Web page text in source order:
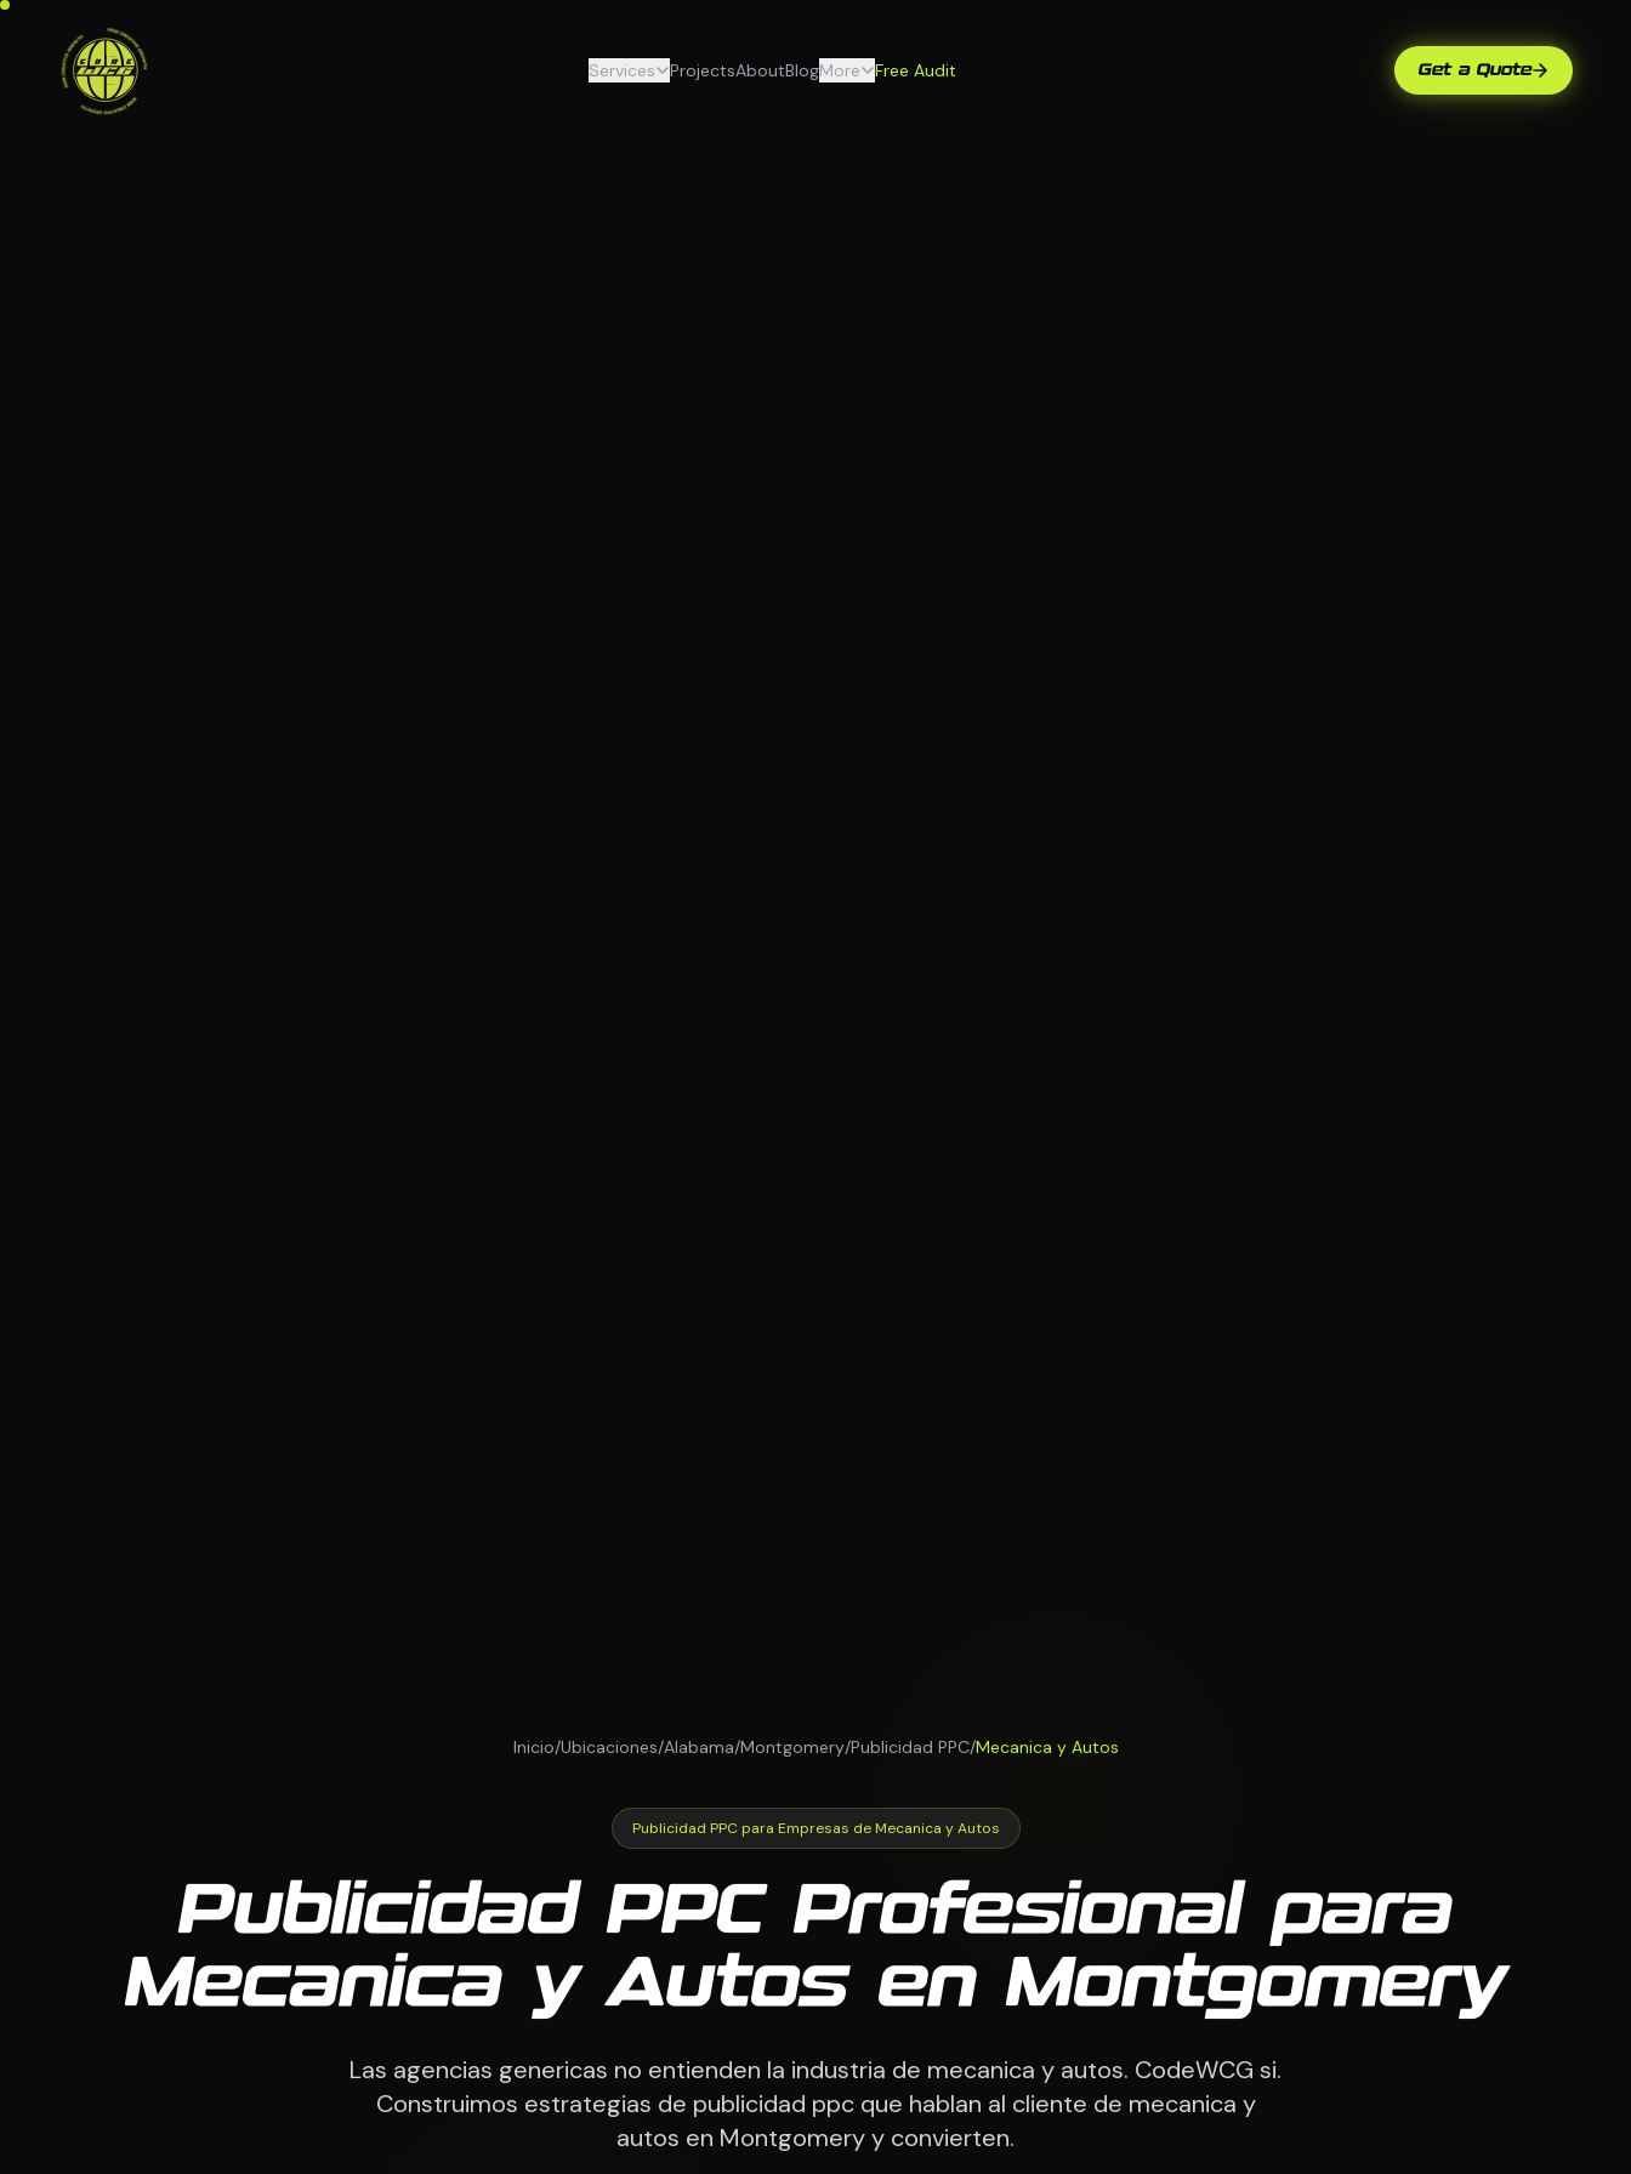
Services ProjectsAboutBlogMore Free Audit Get a Quote
Inicio/Ubicaciones/Alabama/Montgomery/Publicidad PPC/Mecanica y Autos
Publicidad PPC para Empresas de Mecanica y Autos
Publicidad PPC Profesional para
Mecanica y Autos en Montgomery
Las agencias genericas no entienden la industria de mecanica y autos. CodeWCG si.
Construimos estrategias de publicidad ppc que hablan al cliente de mecanica y
autos en Montgomery y convierten.